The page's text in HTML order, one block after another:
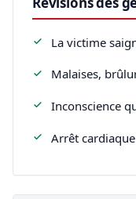
La victime
Malaises,
Inconscience
Arrêt